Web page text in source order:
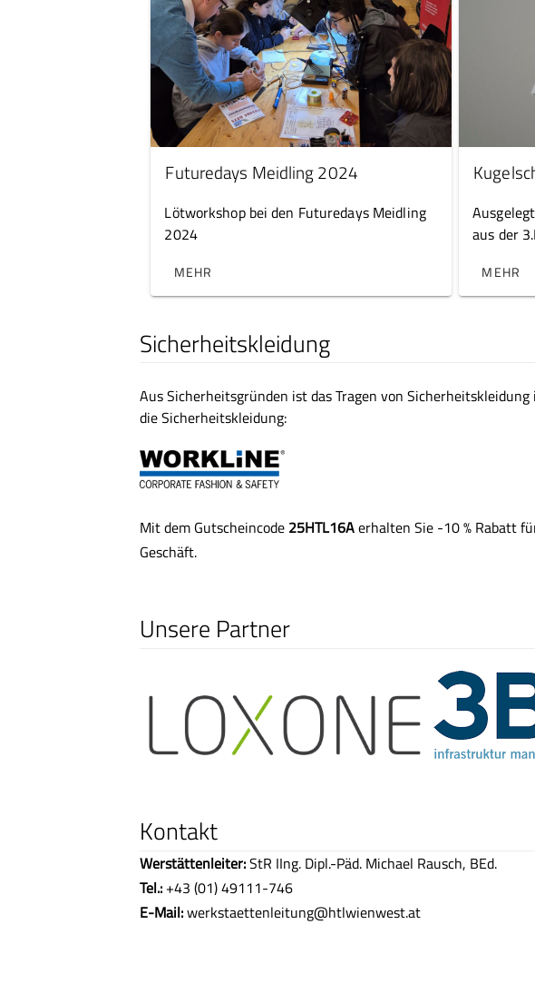
Futuredays Meidling 2024
Lötworkshop bei den Futuredays Meidling
2024
MEHR
aus der
MEHR
Sicherheitskleidung
Aus Sicherheitsgründen ist das Tragen von
die Sicherheitskleidung:
Mit dem Gutscheincode 25HTL16Aerhalten Sie -10 % Rabatt
Geschäft.
Unsere Partner
Kontakt
Werstättenleiter:StR IIng. Dipl.-Päd. Michael Rausch, BEd.
Tel.: +43 (01) 49111-746
E-Mail:werkstaettenleitung@htlwienwest.at